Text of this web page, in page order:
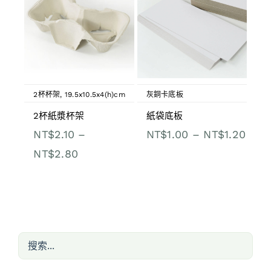
2杯杯架, 19.5x10.5x4(h)cm
2杯紙漿杯架
NT$2.10 –
NT$2.80
NT$2.10
灰銅卡底板
紙袋底板
NT$1.00 – NT$1.20
到